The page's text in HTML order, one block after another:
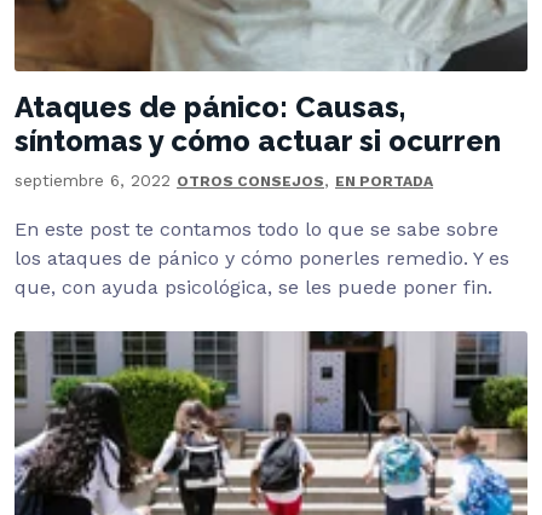
Ataques de pánico: Causas,
síntomas y cómo actuar si ocurren
septiembre 6, 2022 OTROS CONSEJOS, EN PORTADA
En este post te contamos todo lo que se sabe sobre
los ataques de pánico y cómo ponerles remedio. Y es
que, con ayuda psicológica, se les puede poner fin.